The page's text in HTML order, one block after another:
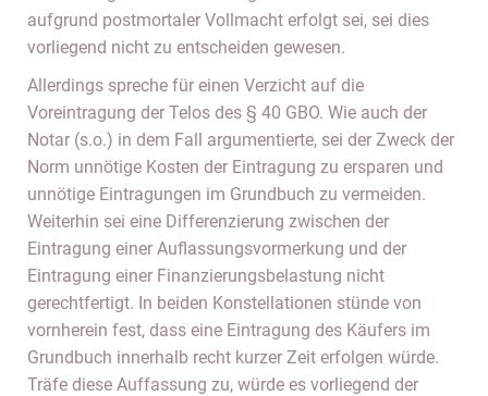
aufgrund postmortaler Vollmacht erfolgt sei, sei dies
vorliegend nicht zu entscheiden gewesen.
Allerdings spreche für einen Verzicht auf die
Voreintragung der Telos des § 40 GBO. Wie auch der
Notar (s.o.) in dem Fall argumentierte, sei der Zweck der
Norm unnötige Kosten der Eintragung zu ersparen und
unnötige Eintragungen im Grundbuch zu vermeiden.
Weiterhin sei eine Differenzierung zwischen der
Eintragung einer Auflassungsvormerkung und der
Eintragung einer Finanzierungsbelastung nicht
gerechtfertigt. In beiden Konstellationen stünde von
vornherein fest, dass eine Eintragung des Käufers im
Grundbuch innerhalb recht kurzer Zeit erfolgen würde.
Träfe diese Auffassung zu, würde es vorliegend der